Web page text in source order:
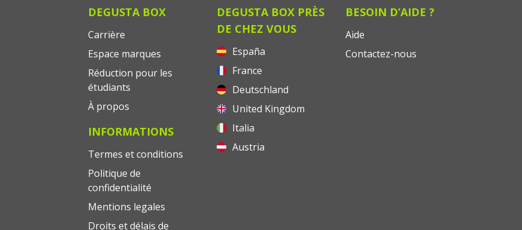
DEGUSTA BOX
Carrière
Espace marques
Réduction pour les
étudiants
À propos
INFORMATIONS
Termes et conditions
Politique de
confidentialité
Mentions legales
Droits et délais de
DEGUSTA BOX PRÈS
DE CHEZ VOUS
España
France
Deutschland
United Kingdom
Italia
Austria
BESOIN D’AIDE ?
Aide
Contactez-nous